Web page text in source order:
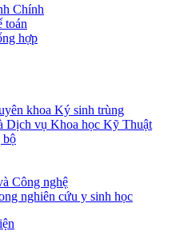
Chính
toán
hợp
khoa Ký sinh trùng
Dịch vụ Khoa học Kỹ Thuật
bộ
Công nghệ
nghiên cứu y sinh học